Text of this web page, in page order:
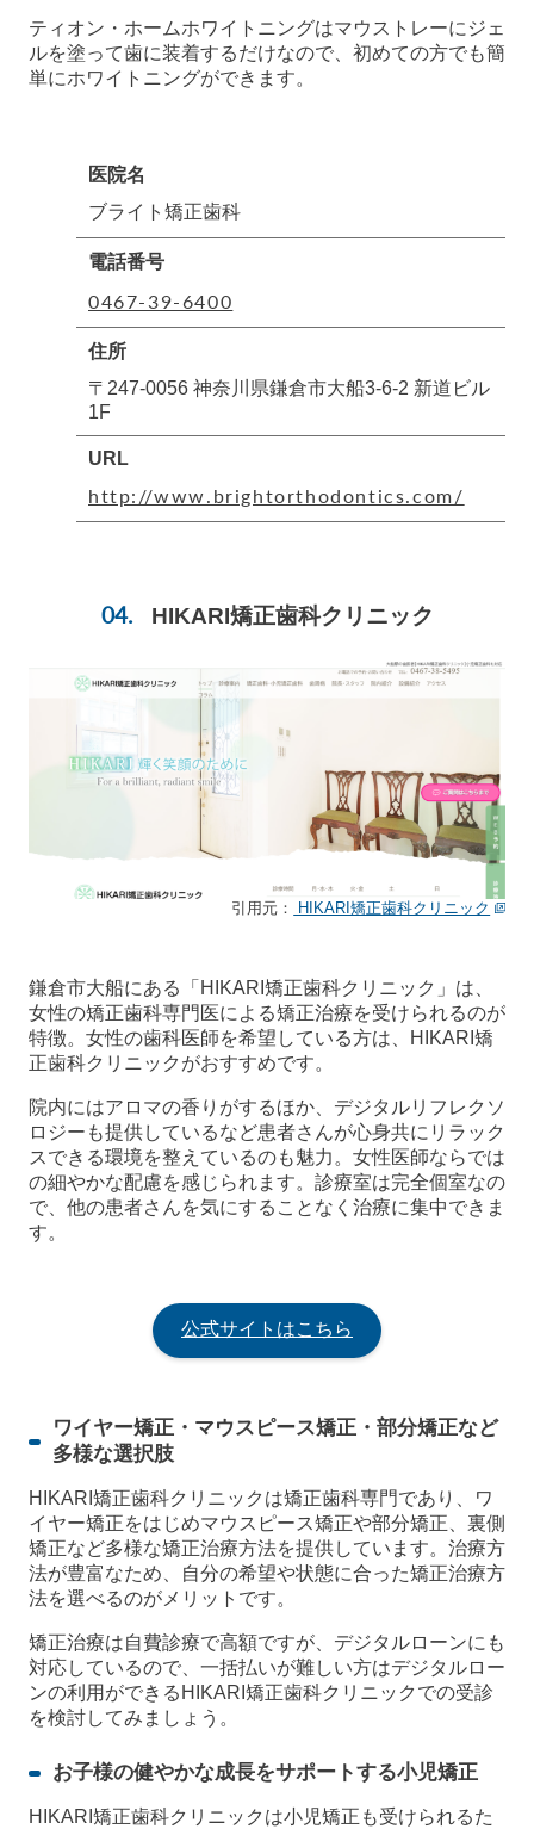
ティオン・ホームホワイトニングはマウストレーにジェ
ルを塗って歯に装着するだけなので、初めての方でも簡
単にホワイトニングができます。
医院名
ブライト矯正歯科
電話番号
0467-39-6400
住所
〒247-0056 神奈川県鎌倉市大船3-6-2 新道ビル
1F
URL
http://www.brightorthodontics.com/
HIKARI矯正歯科クリニック
引用元： HIKARI矯正歯科クリニック
鎌倉市大船にある「HIKARI矯正歯科クリニック」は、
女性の矯正歯科専門医による矯正治療を受けられるのが
特徴。女性の歯科医師を希望している方は、HIKARI矯
正歯科クリニックがおすすめです。
院内にはアロマの香りがするほか、デジタルリフレクソ
ロジーも提供しているなど患者さんが心身共にリラック
スできる環境を整えているのも魅力。女性医師ならでは
の細やかな配慮を感じられます。診療室は完全個室なの
で、他の患者さんを気にすることなく治療に集中できま
す。
公式サイトはこちら
ワイヤー矯正・マウスピース矯正・部分矯正など
多様な選択肢
HIKARI矯正歯科クリニックは矯正歯科専門であり、ワ
イヤー矯正をはじめマウスピース矯正や部分矯正、裏側
矯正など多様な矯正治療方法を提供しています。治療方
法が豊富なため、自分の希望や状態に合った矯正治療方
法を選べるのがメリットです。
矯正治療は自費診療で高額ですが、デジタルローンにも
対応しているので、一括払いが難しい方はデジタルロー
ンの利用ができるHIKARI矯正歯科クリニックでの受診
を検討してみましょう。
お子様の健やかな成長をサポートする小児矯正
HIKARI矯正歯科クリニックは小児矯正も受けられるた